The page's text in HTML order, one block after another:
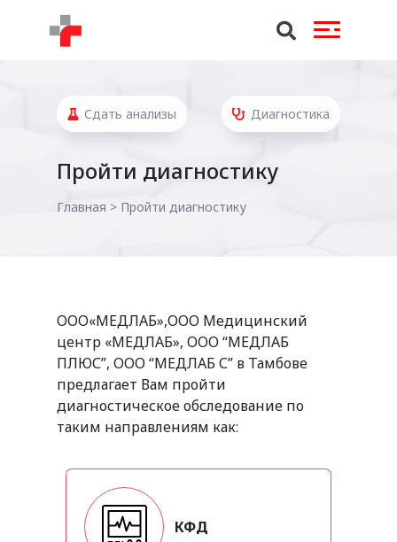
Сдать анализы Диагностика
Пройти диагностику
Главная > Пройти диагностику
ООО«МЕДЛАБ»,ООО Медицинский
центр «МЕДЛАБ», ООО “МЕДЛАБ
ПЛЮС”, ООО “МЕДЛАБ С” в Тамбове
предлагает Вам пройти
диагностическое обследование по
таким направлениям как:
КФД